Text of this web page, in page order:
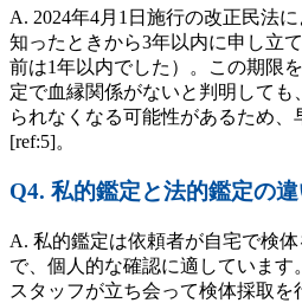
A. 2024年4月1日施行の改正民法
知ったときから3年以内に申し立
前は1年以内でした）。この期限
定で血縁関係がないと判明して
られなくなる可能性があるため、
[ref:5]。
Q4. 私的鑑定と法的鑑定の
A. 私的鑑定は依頼者が自宅で検
で、個人的な確認に適しています
スタッフが立ち会って検体採取を